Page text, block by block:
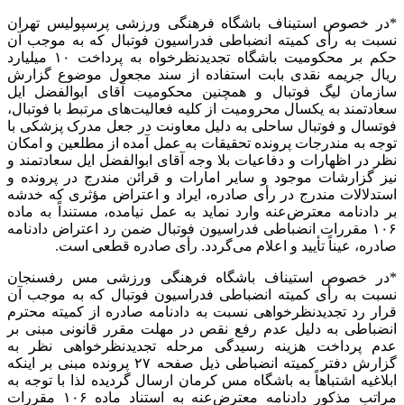
*در خصوص استیناف باشگاه فرهنگی ورزشی پرسپولیس تهران
نسبت به رأی کمیته انضباطی فدراسیون فوتبال که به موجب آن
حکم بر محکومیت باشگاه تجدیدنظرخواه به پرداخت ۱۰ میلیارد
ریال جریمه نقدی بابت استفاده از سند مجعول موضوع گزارش
سازمان لیگ فوتبال و همچنین محکومیت آقای ابوالفضل ایل
سعادتمند به یکسال محرومیت از کلیه فعالیت‌های مرتبط با فوتبال،
فوتسال و فوتبال ساحلی به دلیل معاونت در جعل مدرک پزشکی با
توجه به مندرجات پرونده تحقیقات به عمل آمده از مطلعین و امکان
نظر در اظهارات و دفاعیات بلا وجه آقای ابوالفضل ایل سعادتمند و
نیز گزارشات موجود و سایر امارات و قرائن مندرج در پرونده و
استدلالات مندرج در رأی صادره،
ایراد و اعتراض مؤثری که خدشه
بر دادنامه معترض‌عنه وارد نماید به عمل نیامده، مستنداً
به ماده
۱۰۶ مقررات انضباطی فدراسیون فوتبال ضمن رد اعتراض دادنامه
صادره، عیناً تأیید و اعلام می‌گردد. رأی صادره قطعی است.
*در خصوص استیناف باشگاه فرهنگی ورزشی مس رفسنجان
نسبت به رأی کمیته انضباطی فدراسیون فوتبال که به موجب آن
قرار رد تجدیدنظرخواهی نسبت به دادنامه صادره از کمیته محترم
انضباطی به دلیل عدم رفع نقص در مهلت مقرر قانونی مبنی بر
عدم پرداخت هزینه رسیدگی مرحله تجدیدنظرخواهی نظر به
گزارش دفتر کمیته انضباطی ذیل صفحه ۲۷ پرونده مبنی بر اینکه
ابلاغیه اشتباهاً به باشگاه مس کرمان ارسال گردیده لذا با توجه به
مراتب مذکور دادنامه معترض‌عنه به استناد ماده ۱۰۶ مقررات